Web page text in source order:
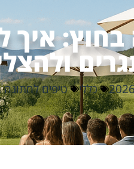
בחוץ:
כללי טיפים לחתונה